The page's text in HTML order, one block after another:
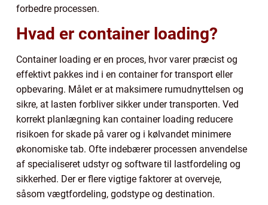
forbedre processen.
Hvad er container loading?
Container loading er en proces, hvor varer præcist og
effektivt pakkes ind i en container for transport eller
opbevaring. Målet er at maksimere rumudnyttelsen og
sikre, at lasten forbliver sikker under transporten. Ved
korrekt planlægning kan container loading reducere
risikoen for skade på varer og i kølvandet minimere
økonomiske tab. Ofte indebærer processen anvendelse
af specialiseret udstyr og software til lastfordeling og
sikkerhed. Der er flere vigtige faktorer at overveje,
såsom vægtfordeling, godstype og destination.